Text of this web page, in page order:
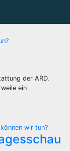
der ARD.
ein
wir tun?